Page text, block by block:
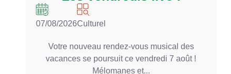
07/08/2026Culturel
Votre nouveau rendez-vous musical des
vacances se poursuit ce vendredi 7 août !
Mélomanes et...